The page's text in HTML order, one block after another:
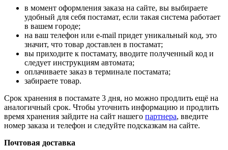
в момент оформления заказа на сайте, вы выбираете
удобный для себя постамат, если такая система работает
в вашем городе;
на ваш телефон или e-mail придет уникальный код, это
значит, что товар доставлен в постамат;
вы приходите к постамату, вводите полученный код и
следует инструкциям автомата;
оплачиваете заказ в терминале постамата;
забираете товар.
Срок хранения в постамате 3 дня, но можно продлить ещё на
аналогичный срок. Чтобы уточнить информацию и продлить
время хранения зайдите на сайт нашего партнера, введите
номер заказа и телефон и следуйте подсказкам на сайте.
Почтовая доставка